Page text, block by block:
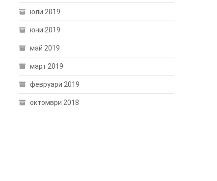
юли 2019
юни 2019
май 2019
март 2019
февруари 2019
октомври 2018